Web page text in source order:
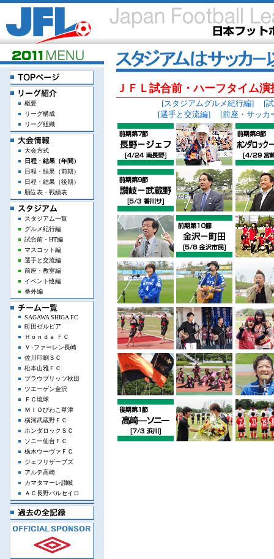
概要
リーグ構成
リーグ組織
大会方式
日程・結果（年間）
日程・結果（前期）
日程・結果（後期）
順位表・戦績表
スタジアム一覧
グルメ紀行編
試合前・HT編
マスコット編
選手と交流編
前座・教室編
イベント他編
番外編
SAGAWA SHIGA FC
町田ゼルビア
Ｈｏｎｄａ ＦＣ
Ｖ･ファーレン長崎
佐川印刷ＳＣ
松本山雅ＦＣ
ブラウブリッツ秋田
ツエーゲン金沢
ＦＣ琉球
ＭＩＯびわこ草津
横河武蔵野ＦＣ
ホンダロックＳＣ
ソニー仙台ＦＣ
栃木ウーヴァＦＣ
ジェフリザーブズ
アルテ高崎
カマタマーレ讃岐
ＡＣ長野パルセイロ
ＪＦＬ試合前・ハーフタイム演
[スタジアムグルメ紀行編]
[
[選手と交流編]
[前座・サッカ